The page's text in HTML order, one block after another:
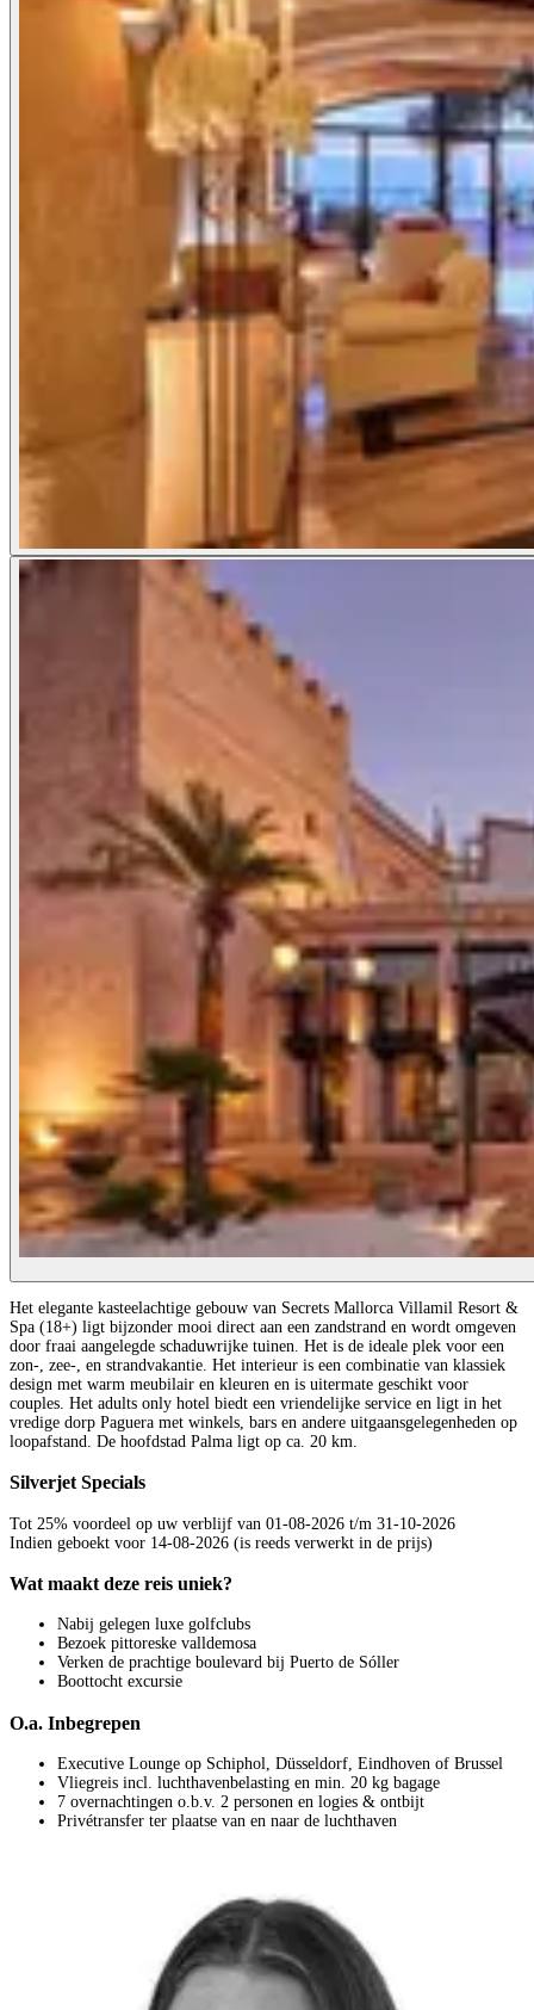
Het elegante kasteelachtige gebouw van Secrets Mallorca Villamil Resort &
Spa (18+) ligt bijzonder mooi direct aan een zandstrand en wordt omgeven
door fraai aangelegde schaduwrijke tuinen. Het is de ideale plek voor een
zon-, zee-, en strandvakantie. Het interieur is een combinatie van klassiek
design met warm meubilair en kleuren en is uitermate geschikt voor
couples. Het adults only hotel biedt een vriendelijke service en ligt in het
vredige dorp Paguera met winkels, bars en andere uitgaansgelegenheden op
loopafstand. De hoofdstad Palma ligt op ca. 20 km.
Silverjet Specials
Tot 25% voordeel op uw verblijf van 01-08-2026 t/m 31-10-2026
Indien geboekt voor 14-08-2026 (is reeds verwerkt in de prijs)
Wat maakt deze reis uniek?
Nabij gelegen luxe golfclubs
Bezoek pittoreske valldemosa
Verken de prachtige boulevard bij Puerto de Sóller
Boottocht excursie
O.a. Inbegrepen
Executive Lounge op Schiphol, Düsseldorf, Eindhoven of Brussel
Vliegreis incl. luchthavenbelasting en min. 20 kg bagage
7 overnachtingen o.b.v. 2 personen en logies & ontbijt
Privétransfer ter plaatse van en naar de luchthaven